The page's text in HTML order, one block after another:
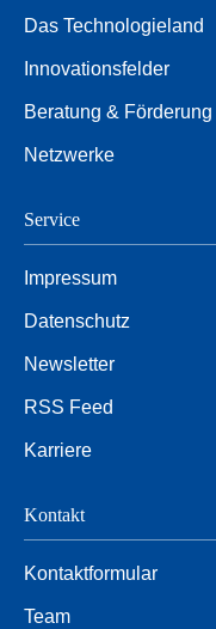
Das Technologieland
Innovationsfelder
Beratung & Förderung
Netzwerke
Service
Impressum
Datenschutz
Newsletter
RSS Feed
Karriere
Kontakt
Kontaktformular
Team